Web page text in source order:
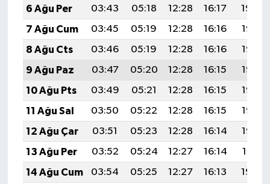
6 Ağu Per 03:43 05:18 12:28 16:17
19:29
7 Ağu Cum
03:45 05:19 12:28 16:16
19:28
8 Ağu Cts
03:46 05:19 12:28 16:16
19:27
9 Ağu Paz
03:47 05:20 12:28 16:15
19:26
10 Ağu Pts
03:49 05:21 12:28 16:15
19:25
11 Ağu Sal
03:50 05:22 12:28 16:15
19:23
12 Ağu Çar
03:51 05:23 12:28 16:14
19:22
13 Ağu Per
03:52 05:24 12:27 16:14
19:21
14 Ağu Cum
03:54 05:25 12:27 16:13
19:20